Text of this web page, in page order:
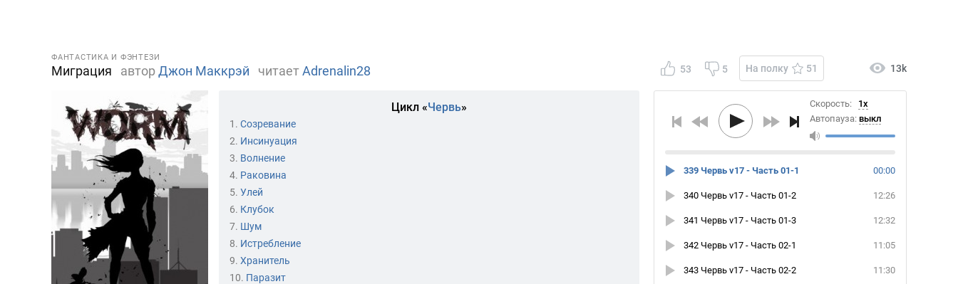
53 5 На полку 51 13k
Скорость:
1x
Автопауза: выкл
00:00
339 Червь v17 - Часть 01-1
12:26
340 Червь v17 - Часть 01-2
12:32
341 Червь v17 - Часть 01-3
11:05
342 Червь v17 - Часть 02-1
11:30
343 Червь v17 - Часть 02-2
ФАНТАСТИКА И ФЭНТЕЗИ
Миграция авторДжон Маккрэй читаетAdrenalin28
Цикл «Червь»
1. Созревание
2. Инсинуация
3. Волнение
4. Раковина
5. Улей
6. Клубок
7. Шум
8. Истребление
9. Хранитель
10. Паразит